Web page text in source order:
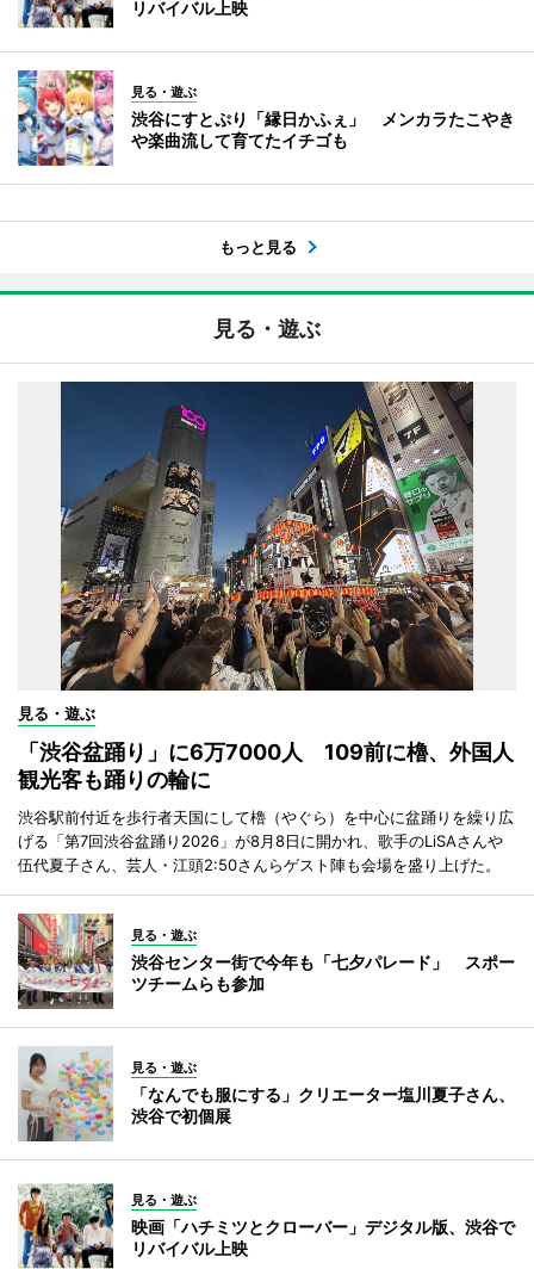
リバイバル上映
見る・遊ぶ
渋谷にすとぷり「縁日かふぇ」 メンカラたこやき
や楽曲流して育てたイチゴも
もっと見る
見る・遊ぶ
見る・遊ぶ
「渋谷盆踊り」に6万7000人 109前に櫓、外国人
観光客も踊りの輪に
渋谷駅前付近を歩行者天国にして櫓（やぐら）を中心に盆踊りを繰り広
げる「第7回渋谷盆踊り2026」が8月8日に開かれ、歌手のLiSAさんや
伍代夏子さん、芸人・江頭2:50さんらゲスト陣も会場を盛り上げた。
見る・遊ぶ
渋谷センター街で今年も「七夕パレード」 スポー
ツチームらも参加
見る・遊ぶ
「なんでも服にする」クリエーター塩川夏子さん、
渋谷で初個展
見る・遊ぶ
映画「ハチミツとクローバー」デジタル版、渋谷で
リバイバル上映